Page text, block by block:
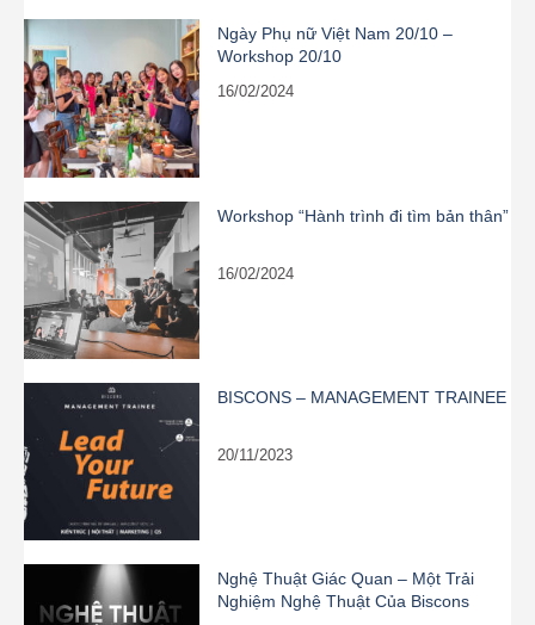
Ngày Phụ nữ Việt Nam 20/10 –
Workshop 20/10
16/02/2024
Workshop “Hành trình đi tìm bản thân”
16/02/2024
BISCONS – MANAGEMENT TRAINEE
20/11/2023
Nghệ Thuật Giác Quan – Một Trải
Nghiệm Nghệ Thuật Của Biscons